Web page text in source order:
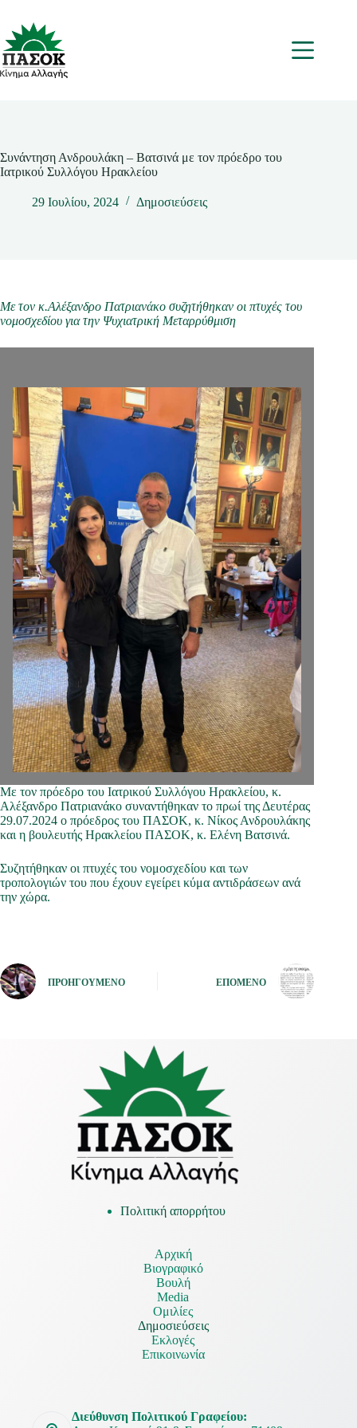
περιεχόμενο
Μενου
Συνάντηση Ανδρουλάκη – Βατσινά με τον πρόεδρο του
Ιατρικού Συλλόγου Ηρακλείου
29 Ιουλίου, 2024 Δημοσιεύσεις
Με τον κ.Αλέξανδρο Πατριανάκο συζητήθηκαν οι πτυχές του
νομοσχεδίου για την Ψυχιατρική Μεταρρύθμιση
Με τον πρόεδρο του Ιατρικού Συλλόγου Ηρακλείου, κ.
Αλέξανδρο Πατριανάκο συναντήθηκαν το πρωί της Δευτέρας
29.07.2024 ο πρόεδρος του ΠΑΣΟΚ, κ. Νίκος Ανδρουλάκης
και η βουλευτής Ηρακλείου ΠΑΣΟΚ, κ. Ελένη Βατσινά.
Συζητήθηκαν οι πτυχές του νομοσχεδίου και των
τροπολογιών του που έχουν εγείρει κύμα αντιδράσεων ανά
την χώρα.
ΠΡΟΗΓΟΎΜΕΝΟ ΕΠΌΜΕΝΟ
Πολιτική απορρήτου
Αρχική
Βιογραφικό
Βουλή
Media
Ομιλίες
Δημοσιεύσεις
Εκλογές
Επικοινωνία
Διεύθυνση Πολιτικού Γραφείου: